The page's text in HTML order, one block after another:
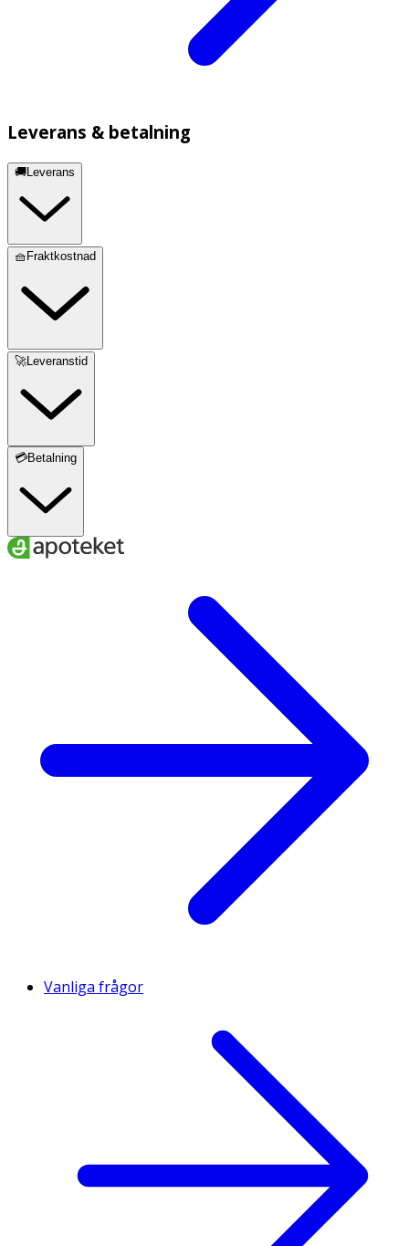
Leverans & betalning
🚚Leverans
🧺Fraktkostnad
🚀Leveranstid
💳Betalning
Vanliga frågor